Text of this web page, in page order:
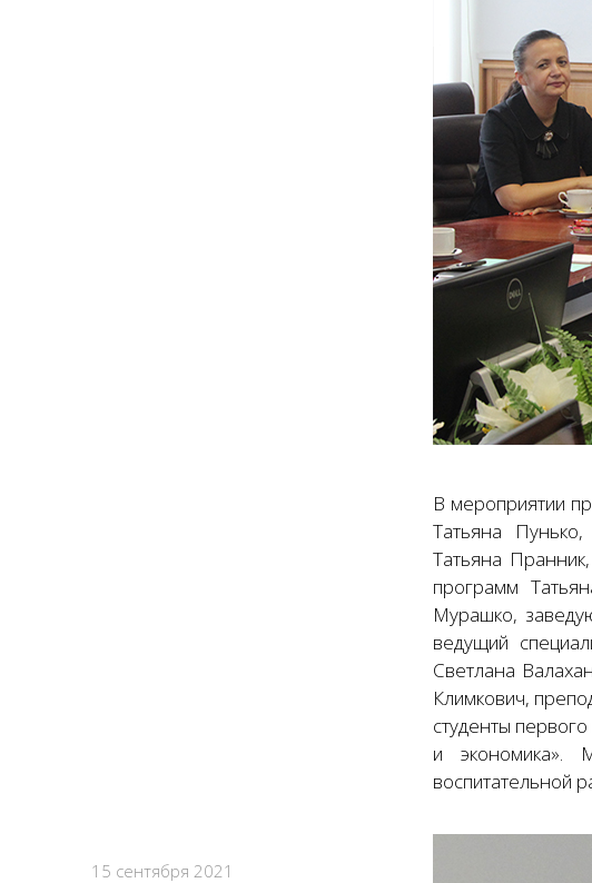
15 сентября 2021
В мероприятии
Татьяна
Татьяна
программ
Мурашко,
ведущий
Светлана
Климкович,
студенты
и экономика».
воспитательной